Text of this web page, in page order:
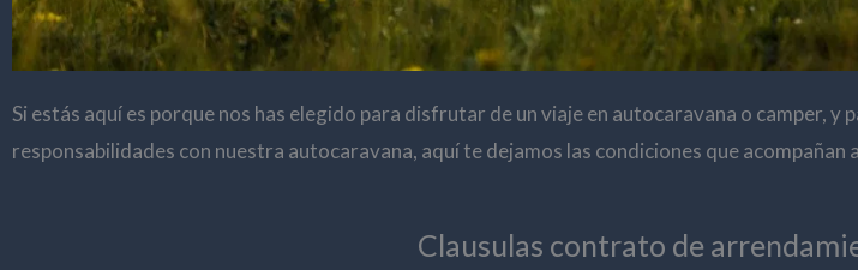
Si estás aquí es porque nos has elegido para disfrutar de un viaje en autocaravana o camper,
responsabilidades con nuestra autocaravana, aquí te dejamos las condiciones que acompañan
Clausulas contrato de